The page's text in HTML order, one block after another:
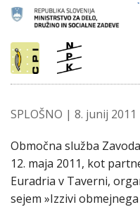
SPLOŠNO | 8. junij 2011
Območna služba
12. maja 2011, kot
Euradria v Taverni,
sejem »Izzivi